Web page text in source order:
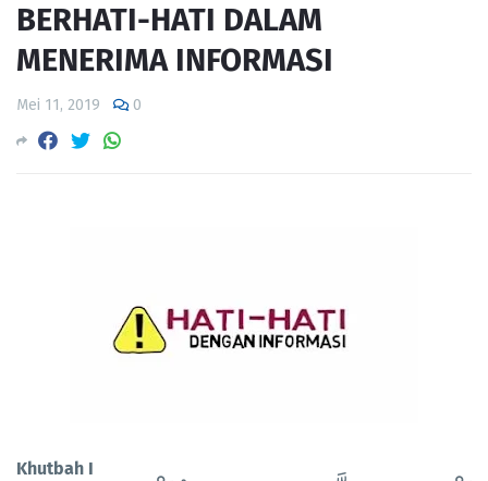
BERHATI-HATI DALAM
MENERIMA INFORMASI
Mei 11, 2019 0
Khutbah I